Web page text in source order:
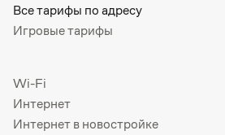
Все тарифы по адресу
Игровые тарифы
Wi-Fi
Интернет
Интернет в новостройке